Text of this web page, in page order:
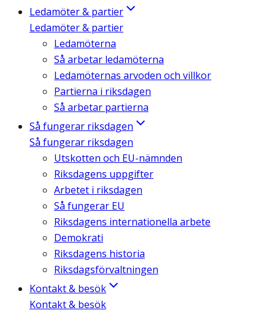
Ledamöter & partier
Ledamöter & partier
Ledamöterna
Så arbetar ledamöterna
Ledamöternas arvoden och villkor
Partierna i riksdagen
Så arbetar partierna
Så fungerar riksdagen
Så fungerar riksdagen
Utskotten och EU-nämnden
Riksdagens uppgifter
Arbetet i riksdagen
Så fungerar EU
Riksdagens internationella arbete
Demokrati
Riksdagens historia
Riksdagsförvaltningen
Kontakt & besök
Kontakt & besök